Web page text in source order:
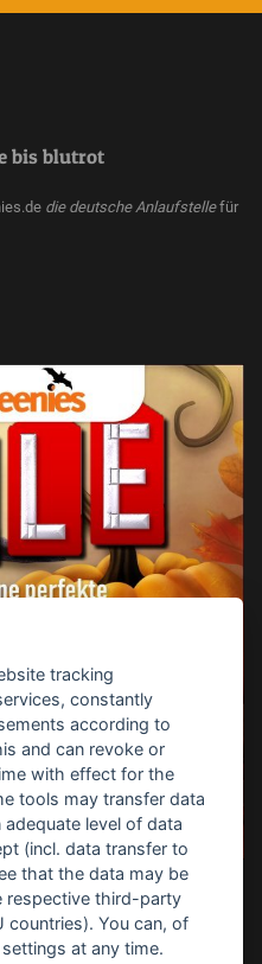
bis blutrot
die deutsche Anlaufstellefür
tracking
constantly
according to
and can revoke or
with effect for the
tools may transfer data
level of data
(incl. data transfer to
that the data may be
respective third-party
countries). You can, of
at any time.